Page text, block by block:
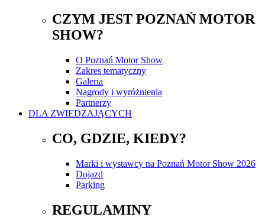
CZYM JEST POZNAŃ MOTOR
SHOW?
O Poznań Motor Show
Zakres tematyczny
Galeria
Nagrody i wyróżnienia
Partnerzy
DLA ZWIEDZAJĄCYCH
CO, GDZIE, KIEDY?
Marki i wystawcy na Poznań Motor Show 2026
Dojazd
Parking
REGULAMINY